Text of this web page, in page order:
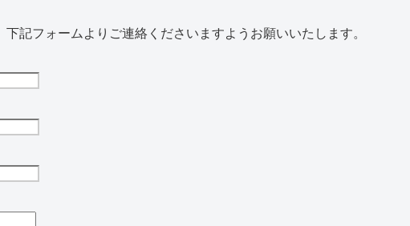
記フォームよりご連絡くださいますようお願いいたします。